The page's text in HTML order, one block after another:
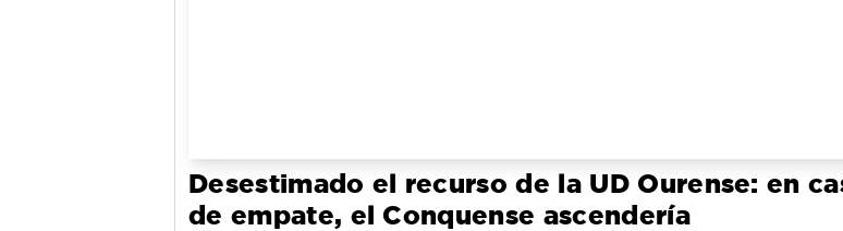
Desestimado el recurso de la UD Ourense: en
de empate, el Conquense ascendería